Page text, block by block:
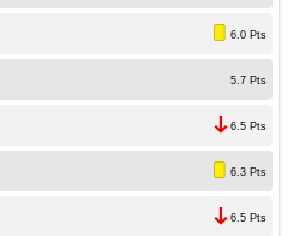
6.0 Pts
5.7 Pts
6.5 Pts
6.3 Pts
6.5 Pts